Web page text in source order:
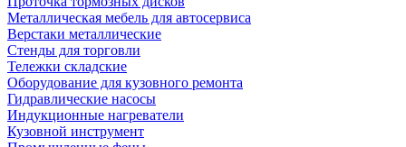
Металлическая мебель для автосервиса
Верстаки металлические
Стенды для торговли
Тележки складские
Оборудование для кузовного ремонта
Гидравлические насосы
Индукционные нагреватели
Кузовной инструмент